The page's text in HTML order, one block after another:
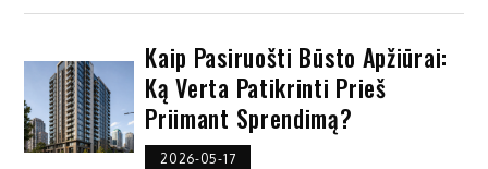
Kaip Pasiruošti Būsto Apžiūrai:
Ką Verta Patikrinti Prieš
Priimant Sprendimą?
2026-05-17